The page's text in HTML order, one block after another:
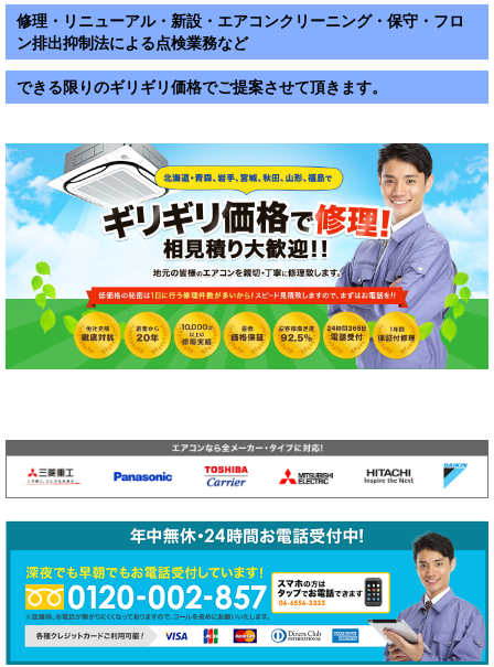
修理・リニューアル・新設・エアコンクリーニング・保守・フロ
ン排出抑制法による点検業務など
できる限りのギリギリ価格でご提案させて頂きます。